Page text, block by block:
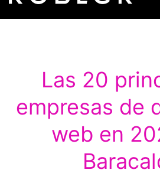
Las 20
empresas de
web en